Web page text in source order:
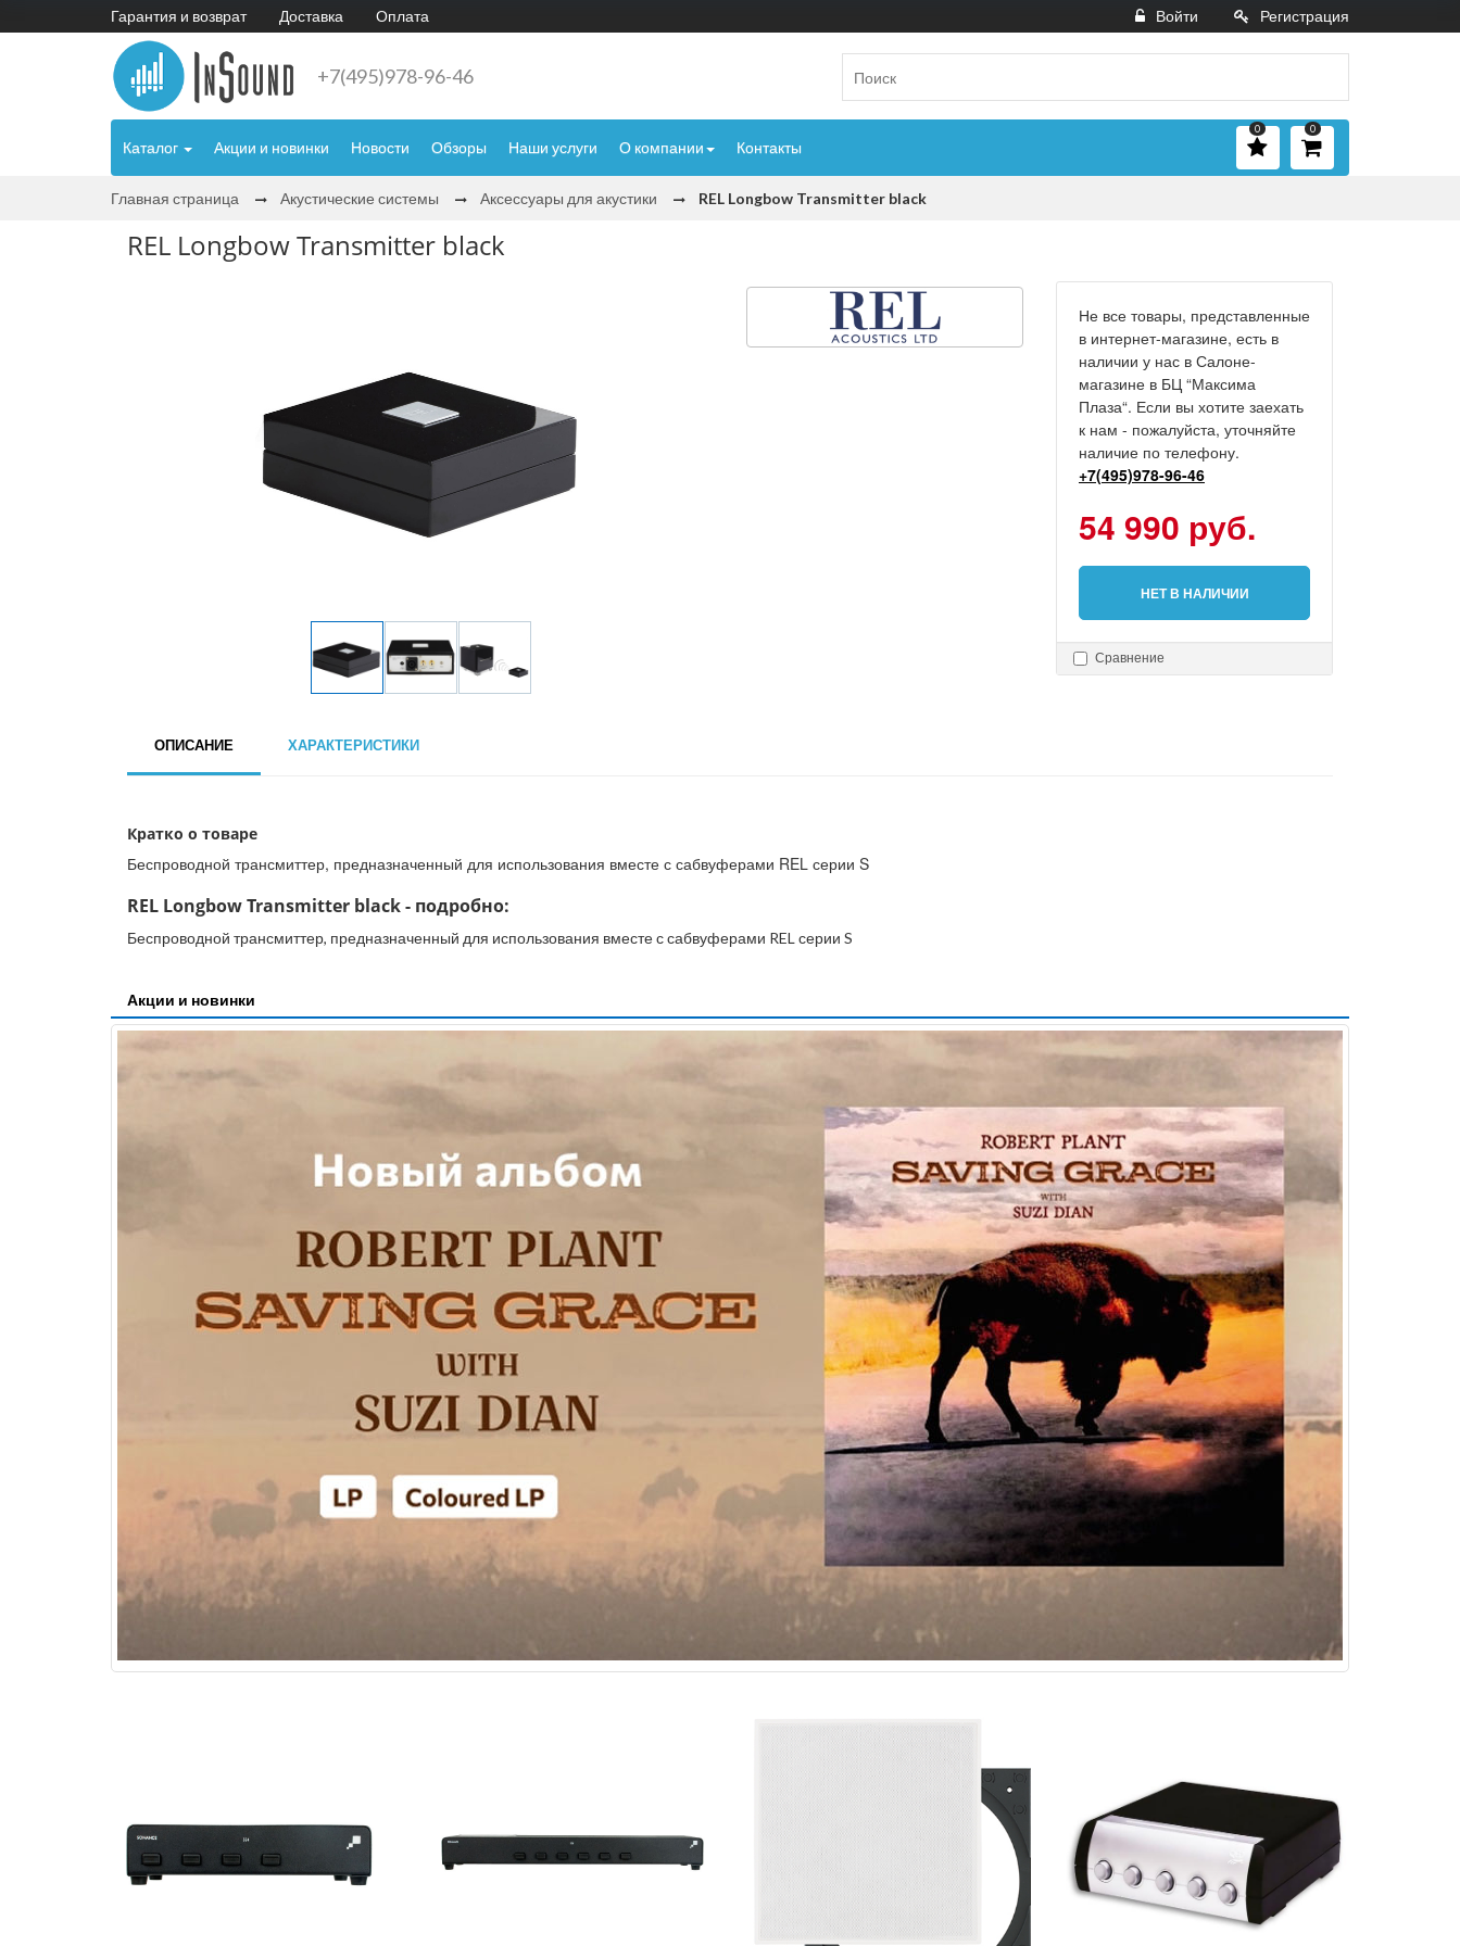
Гарантия и возврат Доставка Оплата Войти Регистрация
+7(495)978-96-46
Каталог Акции и новинки Новости Обзоры Наши услуги О компании Контакты
0
0
Главная страница Акустические системы Аксессуары для акустики REL Longbow Transmitter black
REL Longbow Transmitter black
Не все товары, представленные
в интернет-магазине, есть в
наличии у нас в Салоне-
магазине в БЦ “Максима
Плаза“. Если вы хотите заехать
к нам - пожалуйста, уточняйте
наличие по телефону.
+7(495)978-96-46
54 990 руб.
НЕТ В НАЛИЧИИ
Сравнение
ОПИСАНИЕ ХАРАКТЕРИСТИКИ
Кратко о товаре
Беспроводной трансмиттер, предназначенный для использования вместе с сабвуферами REL серии S
REL Longbow Transmitter black - подробно:
Беспроводной трансмиттер, предназначенный для использования вместе с сабвуферами REL серии S
Акции и новинки